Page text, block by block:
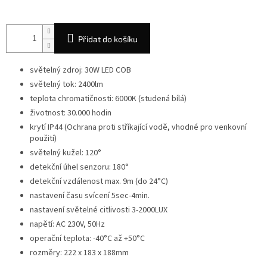
Přidat do košíku
světelný zdroj: 30W LED COB
světelný tok: 2400lm
teplota chromatičnosti: 6000K (studená bílá)
životnost: 30.000 hodin
krytí IP44 (Ochrana proti stříkající vodě, vhodné pro venkovní
použití)
světelný kužel: 120°
detekční úhel senzoru: 180°
detekční vzdálenost max. 9m (do 24°C)
nastavení času svícení 5sec-4min.
nastavení světelné citlivosti 3-2000LUX
napětí: AC 230V, 50Hz
operační teplota: -40°C až +50°C
rozměry: 222 x 183 x 188mm